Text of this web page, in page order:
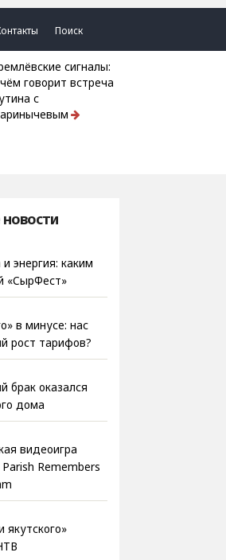
Поиск
говорит встреча
с
энергия: каким
«СырФест»
в минусе: нас
рост тарифов?
брак оказался
дома
видеоигра
Remembers
якутского»